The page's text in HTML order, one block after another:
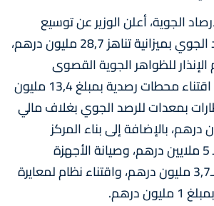
الجوية، أعلن الوزير عن توسيع
وتطوير شبكة الرصد الجوي بميزانية تناهز 28,7 مليون درهم،
للظواهر الجوية القصوى
وتجديدها من خلال اقتناء محطات رصدية بمبلغ 13,4 مليون
بمعدات للرصد الجوي بغلاف مالي
10,3 مليون درهم، بالإضافة إلى بناء المركز
الإقليمي للحاجب بـ 5 ملايين درهم، وصيانة الأجهزة
والمقرات الرصدية بـ3,7 مليون درهم، واقتناء نظام لمعايرة
درهم.